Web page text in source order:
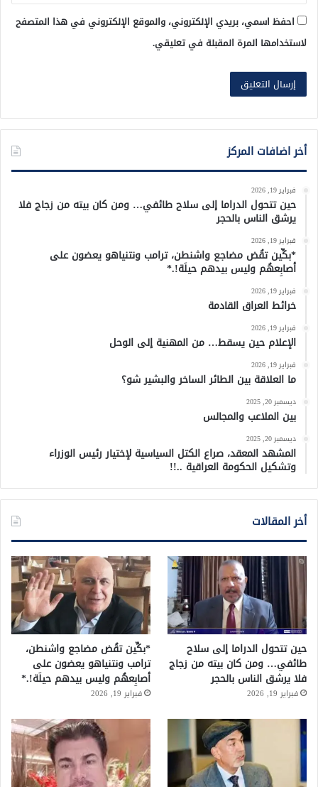
احفظ اسمي، بريدي الإلكتروني، والموقع الإلكتروني في هذا المتصفح
لاستخدامها المرة المقبلة في تعليقي.
أخر اضافات المركز
فبراير 19, 2026
حين تتحول الدراما إلى سلاح طائفي… ومن كان بيته من زجاج فلا
يرشق الناس بالحجر
فبراير 19, 2026
*بكِّين تقُض مضاجع واشنطن، ترامب ونتنياهو يعضون على
أصابِعهُم وليس بيدهم حيلَة!.*
فبراير 19, 2026
خرائط العراق القادمة
فبراير 19, 2026
الإعلام حين يسقط… من المهنية إلى الوحل
فبراير 19, 2026
ما العلاقة بين الطائر الساخر والبشير شو؟
ديسمبر 20, 2025
بين الملاعب والمجالس
ديسمبر 20, 2025
المشهد المعقد، صراع الكتل السياسية لإختيار رئيس الوزراء
وتشكيل الحكومة العراقية ..!!
أخر المقالات
حين تتحول الدراما إلى سلاح
طائفي… ومن كان بيته من زجاج
فلا يرشق الناس بالحجر
فبراير 19, 2026
*بكِّين تقُض مضاجع واشنطن،
ترامب ونتنياهو يعضون على
أصابِعهُم وليس بيدهم حيلَة!.*
فبراير 19, 2026